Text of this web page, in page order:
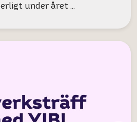
under året …